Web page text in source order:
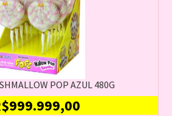
POP AZUL 480G
999.999,00